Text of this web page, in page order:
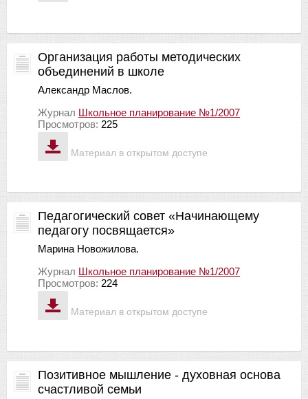
Материал в открытом доступе
Организация работы методических
объединений в школе
Александр Маслов.
Журнал Школьное планирование №1/2007
Просмотров: 225
Материал в открытом доступе
Педагогический совет «Начинающему
педагогу посвящается»
Марина Новожилова.
Журнал Школьное планирование №1/2007
Просмотров: 224
Позитивное мышление - духовная основа
счастливой семьи